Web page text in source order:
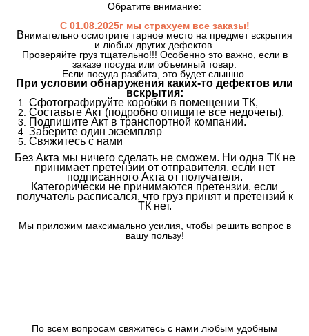
Обратите внимание:
С 01.08.2025г мы страхуем все заказы!
Внимательно осмотрите тарное место на предмет вскрытия
и любых других дефектов.
Проверяйте груз тщательно!!! Особенно это важно, если в
заказе посуда или объемный товар.
Если посуда разбита, это будет слышно.
При условии обнаружения каких-то дефектов или
вскрытия:
Сфотографируйте коробки в помещении ТК,
Составьте Акт (подробно опишите все недочеты).
Подпишите Акт в транспортной компании.
Заберите один экземпляр
Свяжитесь с нами
Без Акта мы ничего сделать не сможем. Ни одна ТК не
принимает претензии от отправителя, если нет
подписанного Акта от получателя.
Категорически не принимаются претензии, если
получатель расписался, что груз принят и претензий к
ТК нет.
Мы приложим максимально усилия, чтобы решить вопрос в
вашу пользу!
По всем вопросам свяжитесь с нами любым удобным